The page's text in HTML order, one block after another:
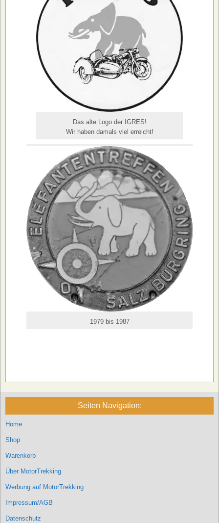
Das alte Logo der IGRES!
Wir haben damals viel erreicht!
1979 bis 1987
Seiten Navigation:
Home
Shop
Warenkorb
Über MotorTrekking
Werbung auf MotorTrekking
Impressum/AGB
Datenschutz